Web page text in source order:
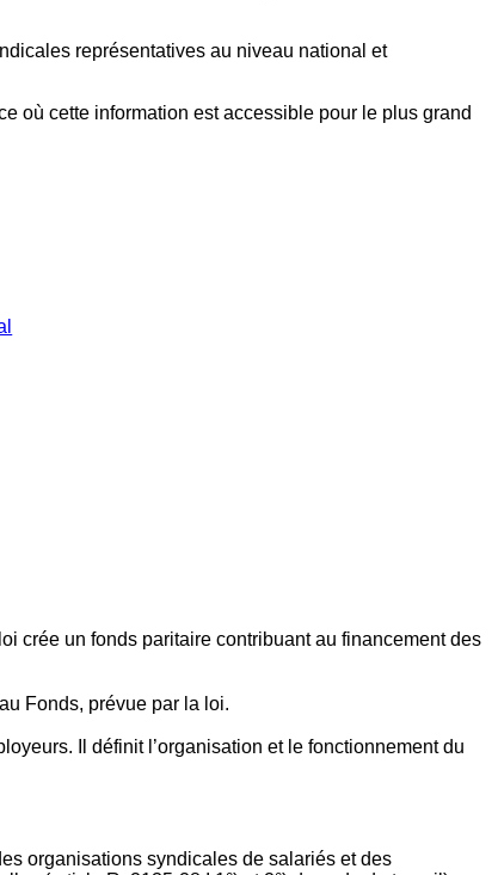
représentatives au niveau national et
où cette information est accessible pour le plus grand
crée un fonds paritaire contribuant au financement des
Fonds, prévue par la loi.
Il définit l’organisation et le fonctionnement du
organisations syndicales de salariés et des